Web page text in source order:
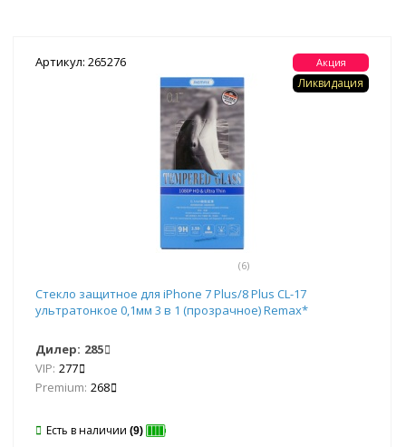
Артикул: 265276
(6)
Акция
Ликвидация
Стекло защитное для iPhone 7 Plus/8 Plus CL-17
ультратонкое 0,1мм 3 в 1 (прозрачное) Remax*
Дилер: 285
VIP: 277
Premium: 268
Есть в наличии (9)